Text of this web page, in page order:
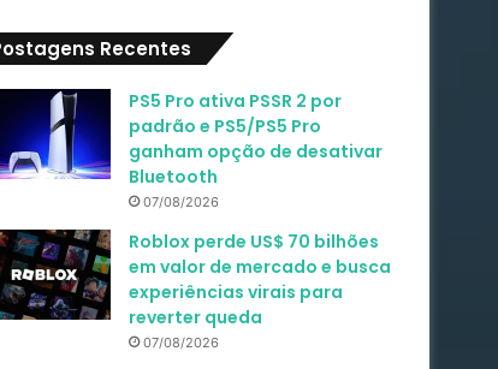
Recentes
PS5 Pro ativa PSSR 2 por
padrão e PS5/PS5 Pro
ganham opção de desativar
Bluetooth
07/08/2026
Roblox perde US$ 70 bilhões
em valor de mercado e busca
experiências virais para
reverter queda
07/08/2026